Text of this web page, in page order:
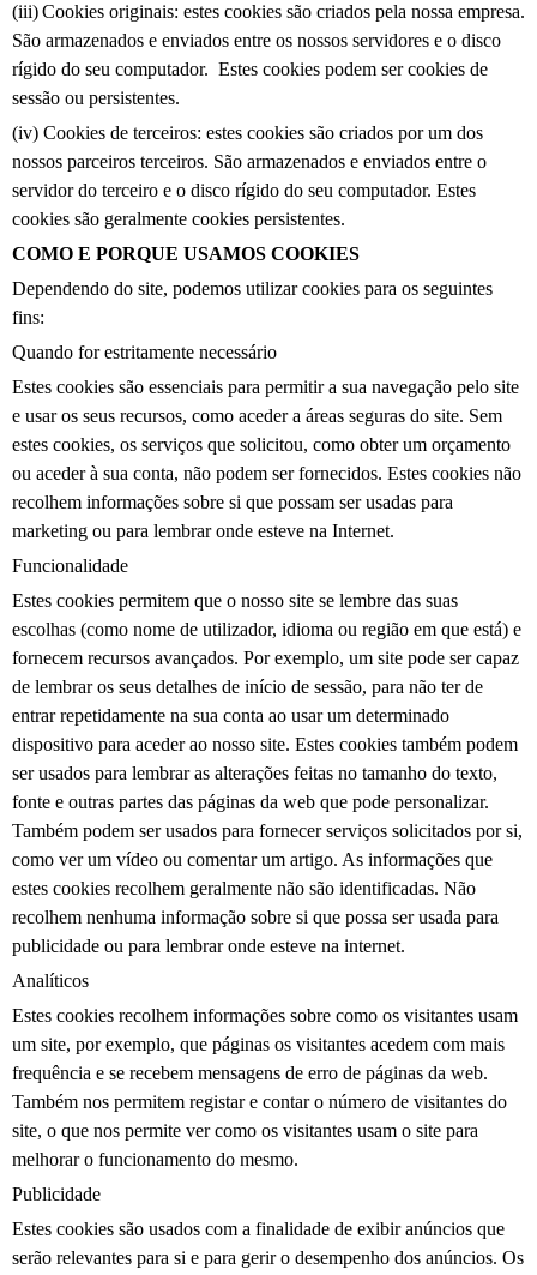
(iii) Cookies originais: estes cookies são criados pela nossa empresa.
São armazenados e enviados entre os nossos servidores e o disco
rígido do seu computador. Estes cookies podem ser cookies de
sessão ou persistentes.
(iv) Cookies de terceiros: estes cookies são criados por um dos
nossos parceiros terceiros. São armazenados e enviados entre o
servidor do terceiro e o disco rígido do seu computador. Estes
cookies são geralmente cookies persistentes.
COMO E PORQUE USAMOS COOKIES
Dependendo do site, podemos utilizar cookies para os seguintes
fins:
Quando for estritamente necessário
Estes cookies são essenciais para permitir a sua navegação pelo site
e usar os seus recursos, como aceder a áreas seguras do site. Sem
estes cookies, os serviços que solicitou, como obter um orçamento
ou aceder à sua conta, não podem ser fornecidos. Estes cookies não
recolhem informações sobre si que possam ser usadas para
marketing ou para lembrar onde esteve na Internet.
Funcionalidade
Estes cookies permitem que o nosso site se lembre das suas
escolhas (como nome de utilizador, idioma ou região em que está) e
fornecem recursos avançados. Por exemplo, um site pode ser capaz
de lembrar os seus detalhes de início de sessão, para não ter de
entrar repetidamente na sua conta ao usar um determinado
dispositivo para aceder ao nosso site. Estes cookies também podem
ser usados para lembrar as alterações feitas no tamanho do texto,
fonte e outras partes das páginas da web que pode personalizar.
Também podem ser usados para fornecer serviços solicitados por si,
como ver um vídeo ou comentar um artigo. As informações que
estes cookies recolhem geralmente não são identificadas. Não
recolhem nenhuma informação sobre si que possa ser usada para
publicidade ou para lembrar onde esteve na internet.
Analíticos
Estes cookies recolhem informações sobre como os visitantes usam
um site, por exemplo, que páginas os visitantes acedem com mais
frequência e se recebem mensagens de erro de páginas da web.
Também nos permitem registar e contar o número de visitantes do
site, o que nos permite ver como os visitantes usam o site para
melhorar o funcionamento do mesmo.
Publicidade
Estes cookies são usados com a finalidade de exibir anúncios que
serão relevantes para si e para gerir o desempenho dos anúncios. Os